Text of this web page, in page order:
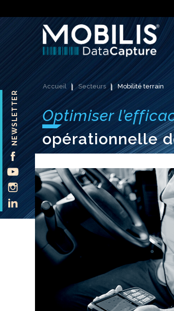
NEWSLETTER
FACEBOOK
YOUTUBE
INSTAGRAM
LINKEDIN
Accueil Secteurs Mobilité terrain
Optimiser
opérationnelle